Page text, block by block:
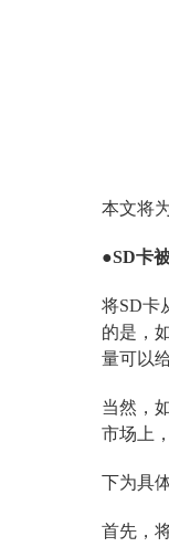
本文将
●SD卡
将SD卡
的是，
量可以
当然，
市场上
下为具
首先，